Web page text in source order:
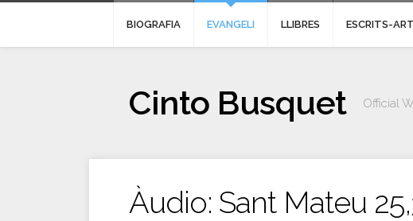
BIOGRAFIA EVANGELI LLIBRES ESCRITS-
Cinto Busquet Official
Àudio: Sant Mateu